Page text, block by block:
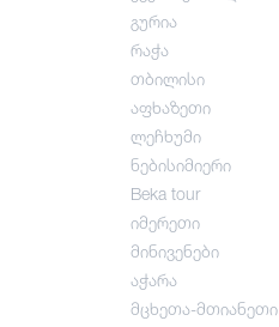
გურია
რაჭა
თბილისი
აფხაზეთი
ლეჩხუმი
ნებისიმიერი
Beka tour
იმერეთი
მინივენები
აჭარა
მცხეთა-მთიანეთი